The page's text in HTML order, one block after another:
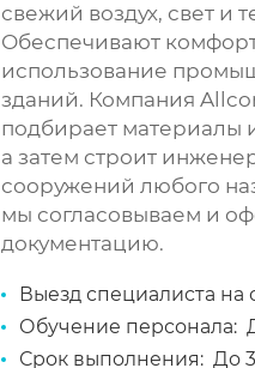
свежий воздух, свет и
Обеспечивают
использование
зданий. Компания
подбирает материалы
а затем строит
сооружений любого
мы согласовываем и
документацию.
Выезд специалиста на
Обучение персонала:
Срок выполнения: До